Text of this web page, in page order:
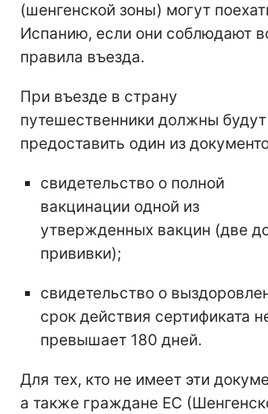
(шенгенской зоны) могут
Испанию, если они соблюдают
правила въезда.
При въезде в страну
путешественники должны будут
предоставить один из
свидетельство о полной
вакцинации одной из
утвержденных вакцин (две
прививки);
свидетельство о
срок действия сертификата
превышает 180 дней.
Для тех, кто не имеет эти
а также граждане ЕС